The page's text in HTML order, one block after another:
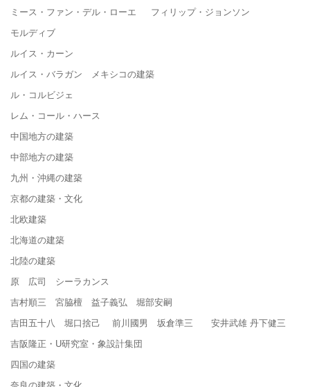
ミース・ファン・デル・ローエ フィリップ・ジョンソン
モルディブ
ルイス・カーン
ルイス・バラガン メキシコの建築
ル・コルビジェ
レム・コール・ハース
中国地方の建築
中部地方の建築
九州・沖縄の建築
京都の建築・文化
北欧建築
北海道の建築
北陸の建築
原 広司 シーラカンス
吉村順三 宮脇檀 益子義弘 堀部安嗣
吉田五十八 堀口捨己 前川國男 坂倉準三 安井武雄 丹下健三
吉阪隆正・U研究室・象設計集団
四国の建築